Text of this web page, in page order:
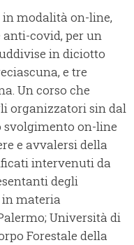
modalità on-line,
anti-covid, per un
in diciotto
e tre
Un corso che
organizzatori sin dal
svolgimento on-line
e avvalersi della
intervenuti da
degli
materia
Università di
Forestale della